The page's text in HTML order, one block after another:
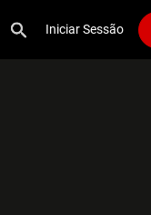
Iniciar Sessão